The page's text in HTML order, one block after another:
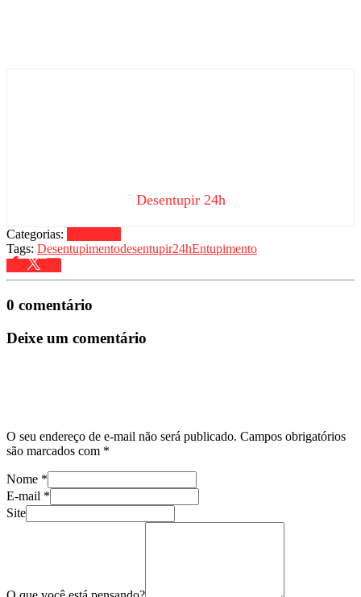
Desentupir 24h
Categorias:
Tags: Desentupimentodesentupir24hEntupimento
0 comentário
Deixe um comentário
O seu endereço de e-mail não será publicado. Campos obrigatórios
são marcados com *
Nome *
E-mail *
Site